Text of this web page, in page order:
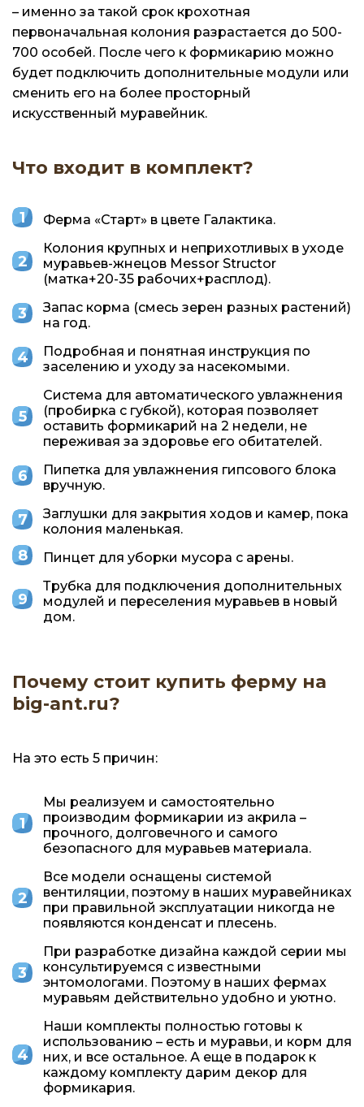
– именно за такой срок крохотная
первоначальная колония разрастается до 500-
700 особей. После чего к формикарию можно
будет подключить дополнительные модули или
сменить его на более просторный
искусственный муравейник.
Что входит в комплект?
Ферма «Старт» в цвете Галактика.
Колония крупных и неприхотливых в уходе
муравьев-жнецов Messor Structor
(матка+20-35 рабочих+расплод).
Запас корма (смесь зерен разных растений)
на год.
Подробная и понятная инструкция по
заселению и уходу за насекомыми.
Система для автоматического увлажнения
(пробирка с губкой), которая позволяет
оставить формикарий на 2 недели, не
переживая за здоровье его обитателей.
Пипетка для увлажнения гипсового блока
вручную.
Заглушки для закрытия ходов и камер, пока
колония маленькая.
Пинцет для уборки мусора с арены.
Трубка для подключения дополнительных
модулей и переселения муравьев в новый
дом.
Почему стоит купить ферму на
big-ant.ru?
На это есть 5 причин:
Мы реализуем и самостоятельно
производим формикарии из акрила –
прочного, долговечного и самого
безопасного для муравьев материала.
Все модели оснащены системой
вентиляции, поэтому в наших муравейниках
при правильной эксплуатации никогда не
появляются конденсат и плесень.
При разработке дизайна каждой серии мы
консультируемся с известными
энтомологами. Поэтому в наших фермах
муравьям действительно удобно и уютно.
Наши комплекты полностью готовы к
использованию – есть и муравьи, и корм для
них, и все остальное. А еще в подарок к
каждому комплекту дарим декор для
формикария.